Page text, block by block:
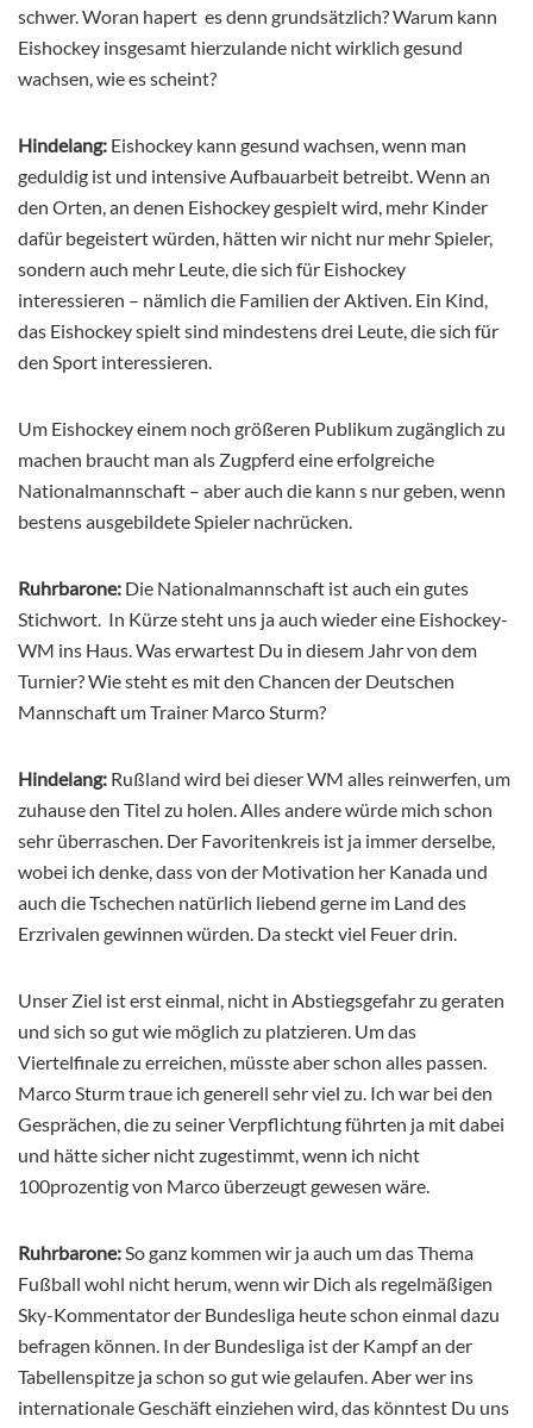
schwer. Woran hapert es denn grundsätzlich? Warum kann
Eishockey insgesamt hierzulande nicht wirklich gesund
wachsen, wie es scheint?
Hindelang: Eishockey kann gesund wachsen, wenn man
geduldig ist und intensive Aufbauarbeit betreibt. Wenn an
den Orten, an denen Eishockey gespielt wird, mehr Kinder
dafür begeistert würden, hätten wir nicht nur mehr Spieler,
sondern auch mehr Leute, die sich für Eishockey
interessieren – nämlich die Familien der Aktiven. Ein Kind,
das Eishockey spielt sind mindestens drei Leute, die sich für
den Sport interessieren.
Um Eishockey einem noch größeren Publikum zugänglich zu
machen braucht man als Zugpferd eine erfolgreiche
Nationalmannschaft – aber auch die kann s nur geben, wenn
bestens ausgebildete Spieler nachrücken.
Ruhrbarone: Die Nationalmannschaft ist auch ein gutes
Stichwort. In Kürze steht uns ja auch wieder eine Eishockey-
WM ins Haus. Was erwartest Du in diesem Jahr von dem
Turnier? Wie steht es mit den Chancen der Deutschen
Mannschaft um Trainer Marco Sturm?
Hindelang: Rußland wird bei dieser WM alles reinwerfen, um
zuhause den Titel zu holen. Alles andere würde mich schon
sehr überraschen. Der Favoritenkreis ist ja immer derselbe,
wobei ich denke, dass von der Motivation her Kanada und
auch die Tschechen natürlich liebend gerne im Land des
Erzrivalen gewinnen würden. Da steckt viel Feuer drin.
Unser Ziel ist erst einmal, nicht in Abstiegsgefahr zu geraten
und sich so gut wie möglich zu platzieren. Um das
Viertelfinale zu erreichen, müsste aber schon alles passen.
Marco Sturm traue ich generell sehr viel zu. Ich war bei den
Gesprächen, die zu seiner Verpflichtung führten ja mit dabei
und hätte sicher nicht zugestimmt, wenn ich nicht
100prozentig von Marco überzeugt gewesen wäre.
Ruhrbarone:So ganz kommen wir ja auch um das Thema
Fußball wohl nicht herum, wenn wir Dich als regelmäßigen
Sky-Kommentator der Bundesliga heute schon einmal dazu
befragen können. In der Bundesliga ist der Kampf an der
Tabellenspitze ja schon so gut wie gelaufen. Aber wer ins
internationale Geschäft einziehen wird, das könntest Du uns